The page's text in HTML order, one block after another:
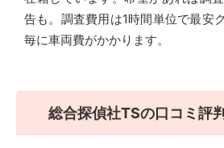
告も。調査費用は1時間単位で最安
毎に車両費がかかります。
総合探偵社TSの口コミ評